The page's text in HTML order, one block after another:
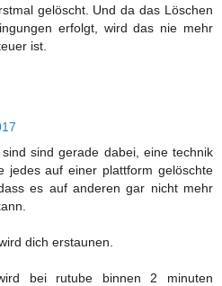
gelöscht. Und da das Löschen
erfolgt, wird das nie mehr
ist.
sind gerade dabei, eine technik
jedes auf einer plattform gelöschte
es auf anderen gar nicht mehr
dich erstaunen.
bei rutube binnen 2 minuten